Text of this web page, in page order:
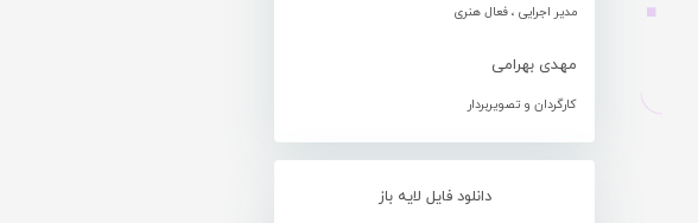
مدیر اجرایی ، فعال هنری
مهدی بهرامی
کارگردان و تصویربردار
دانلود فایل لایه باز